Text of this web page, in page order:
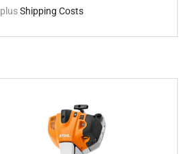
plusShipping Costs